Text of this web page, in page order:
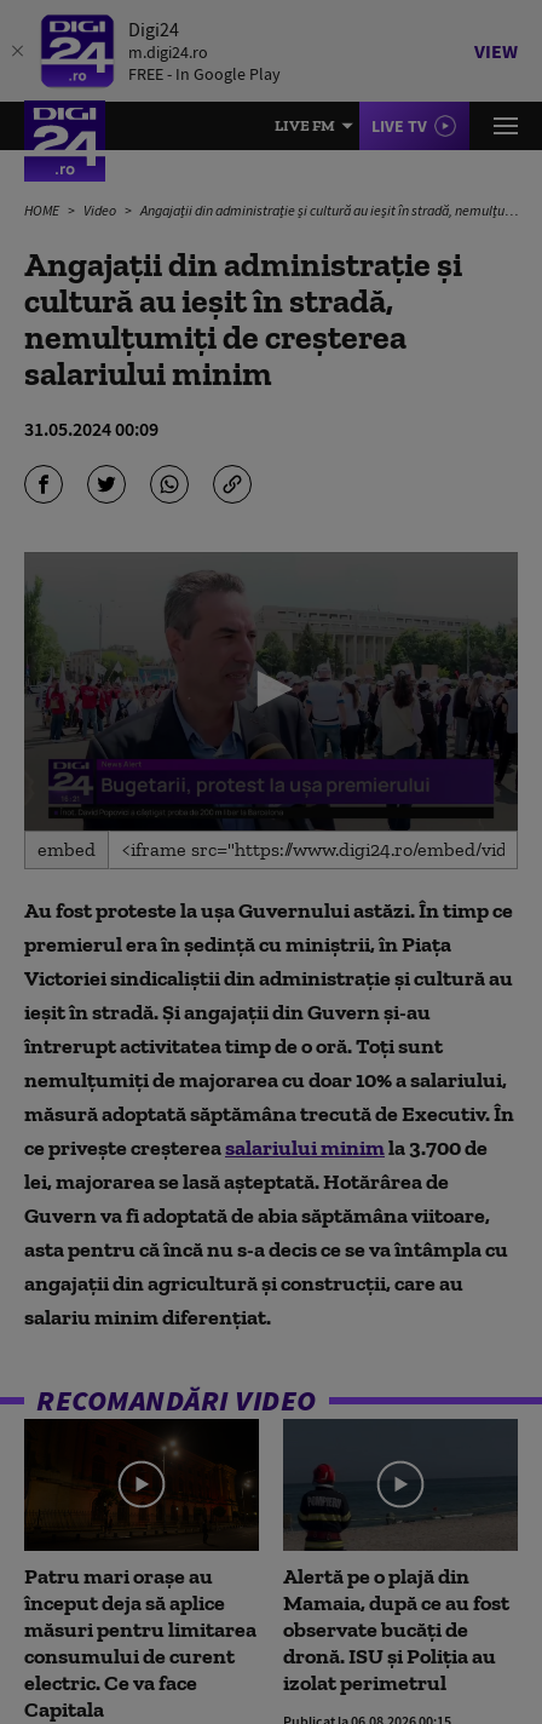
Digi24
m.digi24.ro
FREE - In Google Play
VIEW
LIVE FM LIVE TV
HOME Video Angajații din administrație și cultură au ieșit în stradă, nemulțumiți de creșterea salariului minim
Angajații din administrație și
cultură au ieșit în stradă,
nemulțumiți de creșterea
salariului minim
31.05.2024 00:09
0
seconds
seconds
embed
Au fost proteste la ușa Guvernului astăzi. În timp ce
premierul era în ședință cu miniștrii, în Piața
Victoriei sindicaliștii din administrație și cultură au
ieșit în stradă. Și angajații din Guvern și-au
întrerupt activitatea timp de o oră. Toți sunt
nemulțumiți de majorarea cu doar 10% a salariului,
măsură adoptată săptămâna trecută de Executiv. În
ce privește creștereasalariului minimla 3.700 de
lei, majorarea se lasă așteptată. Hotărârea de
Guvern va fi adoptată de abia săptămâna viitoare,
asta pentru că încă nu s-a decis ce se va întâmpla cu
angajații din agricultură și construcții, care au
salariu minim diferențiat.
RECOMANDĂRI VIDEO
Patru mari orașe au
început deja să aplice
măsuri pentru limitarea
consumului de curent
electric. Ce va face
Capitala
Alertă pe o plajă din
Mamaia, după ce au fost
observate bucăți de
dronă. ISU și Poliția au
izolat perimetrul